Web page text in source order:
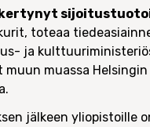
toteaa
ja
muassa
jälkeen yliopistoille